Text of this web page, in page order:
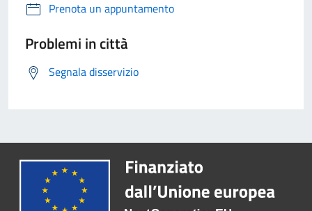
Prenota un appuntamento
Problemi in città
Segnala disservizio